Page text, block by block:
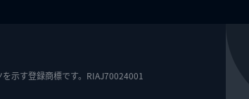
示す登録商標です。RIAJ70024001